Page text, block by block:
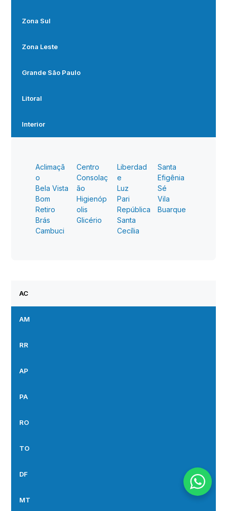
Zona Sul
Zona Leste
Grande São Paulo
Litoral
Interior
Aclimaçã
o
Bela Vista
Bom
Retiro
Brás
Cambuci
Centro
Consolaç
ão
Higienóp
olis
Glicério
Liberdad
e
Luz
Pari
República
Santa
Cecília
Santa
Efigênia
Sé
Vila
Buarque
AC
AM
RR
AP
PA
RO
TO
DF
MT